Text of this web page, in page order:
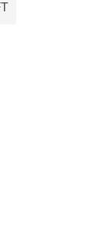
μαθημάτων